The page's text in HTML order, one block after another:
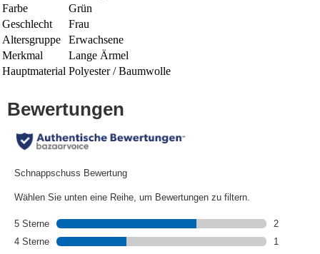
Farbe
Grün
Geschlecht
Frau
Altersgruppe
Erwachsene
Merkmal
Lange Ärmel
Hauptmaterial Polyester / Baumwolle